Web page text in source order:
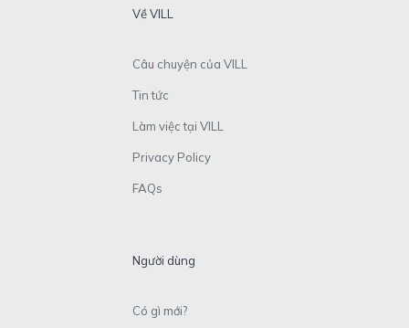
Về VILL
Câu chuyện của VILL
Tin tức
Làm việc tại VILL
Privacy Policy
FAQs
Người dùng
Có gì mới?